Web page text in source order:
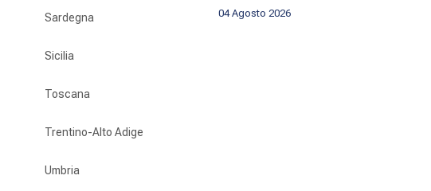
Sardegna
Sicilia
Toscana
Trentino-Alto Adige
Umbria
04 Agosto 2026